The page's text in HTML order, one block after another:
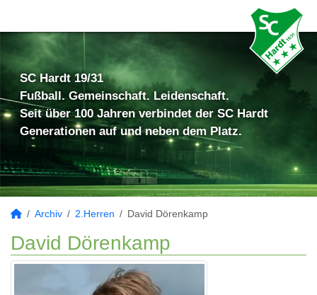
SC Hardt 19/31
Fußball. Gemeinschaft. Leidenschaft.
Seit über 100 Jahren verbindet der SC Hardt
Generationen auf und neben dem Platz.
Archiv 2.Herren David Dörenkamp
David Dörenkamp